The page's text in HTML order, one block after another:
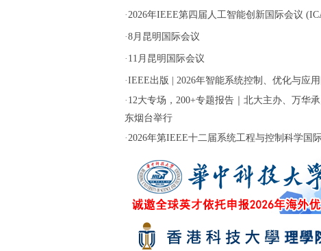
·2026年IEEE第四届人工智能创新国际会议
·8月昆明国际会议
· 11月昆明国际会议
·IEEE出版 | 2026年智能系统控制、优化与应用
· 12大专场，200+专题报告｜北大主办、万华
东烟台举行
·2026年第IEEE十二届系统工程与控制科学国际